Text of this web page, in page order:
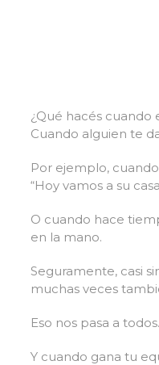
¿Qué hacés cuando
Cuando alguien te
Por ejemplo,
“Hoy vamos a su
O cuando hace
en la mano.
Seguramente, casi
muchas veces
Eso nos pasa a todos.
Y cuando gana tu